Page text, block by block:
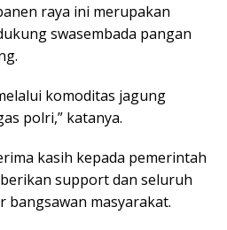
raya ini merupakan
swasembada pangan
komoditas jagung
polri,” katanya.
kasih kepada pemerintah
support dan seluruh
bangsawan masyarakat.